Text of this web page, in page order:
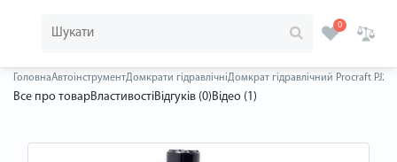
0
ГоловнаАвтоінструментДомкрати гідравлічніДомкрат гідравлічний Procraft PJ2
Все про товарВластивостіВідгуків (0)Відео (1)